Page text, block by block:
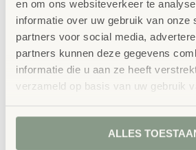
en om ons websiteverkeer te
informatie over uw gebruik van onze
partners voor social media,
partners kunnen deze gegevens
informatie die u aan ze heeft
verzameld op basis van uw gebruik
ALLES
leerkrachten.
Waarom School
Maatwerk: ieder project
en onze ervaring